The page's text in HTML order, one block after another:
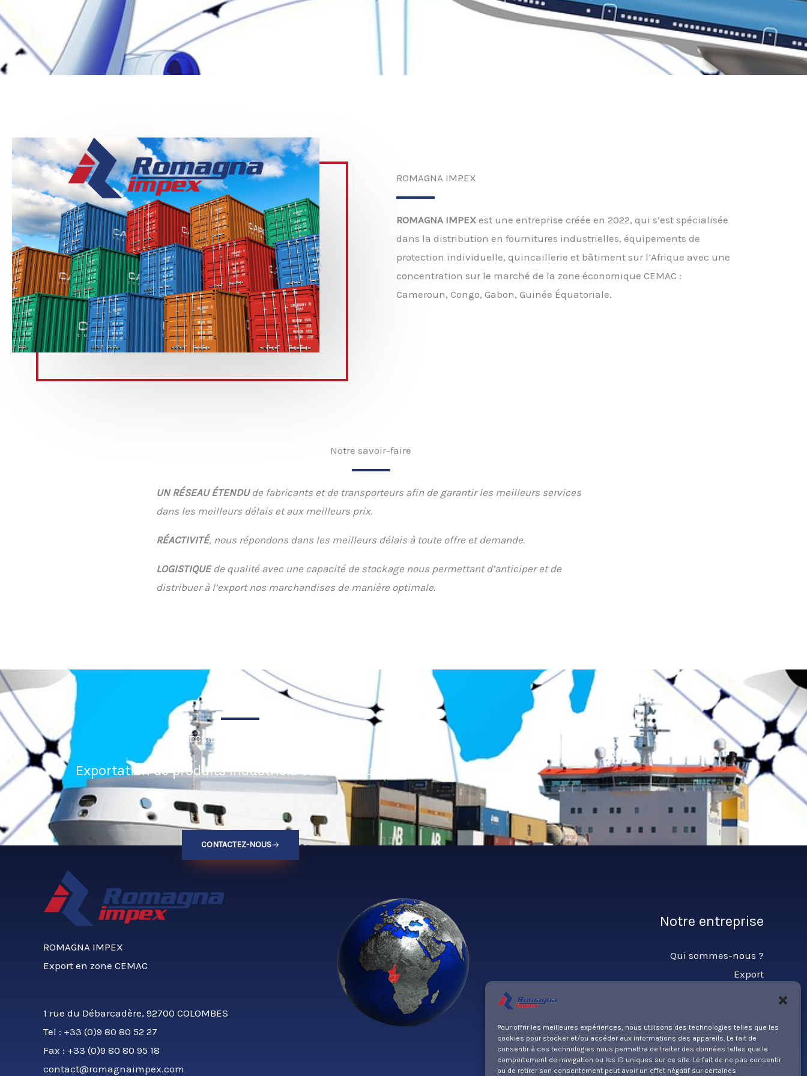
Pour offrir les meilleures expériences, nous utilisons des technologies telles que les
cookies pour stocker et/ou accéder aux informations des appareils. Le fait de
consentir à ces technologies nous permettra de traiter des données telles que le
comportement de navigation ou les ID uniques sur ce site. Le fait de ne pas consentir
ou de retirer son consentement peut avoir un effet négatif sur certaines
ROMAGNA IMPEX
ROMAGNA IMPEX est une entreprise créée en 2022, qui s’est spécialisée
dans la distribution en fournitures industrielles, équipements de
protection individuelle, quincaillerie et bâtiment sur l’Afrique avec une
concentration sur le marché de la zone économique CEMAC :
Cameroun, Congo, Gabon, Guinée Équatoriale.
Notre savoir-faire
UN RÉSEAU ÉTENDU de fabricants et de transporteurs afin de garantir les meilleurs services
dans les meilleurs délais et aux meilleurs prix.
RÉACTIVITÉ, nous répondons dans les meilleurs délais à toute offre et demande.
LOGISTIQUE de qualité avec une capacité de stockage nous permettant d’anticiper et de
distribuer à l’export nos marchandises de manière optimale.
SPÉCIALISTE DISTRIBUTION
Exportation de produits industriels et de production
CONTACTEZ-NOUS
ROMAGNA IMPEX
Export en zone CEMAC
1 rue du Débarcadère, 92700 COLOMBES
Tel : +33 (0)9 80 80 52 27
Fax : +33 (0)9 80 80 95 18
contact@romagnaimpex.com
Notre entreprise
Qui sommes-nous ?
Export
Partner